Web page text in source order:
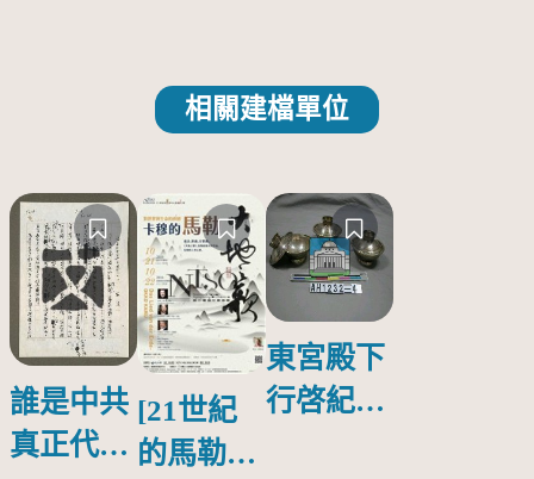
相關建檔單位
誰是中共
真正代言
[21世紀
的馬勒、
東宮殿下
行啓紀念